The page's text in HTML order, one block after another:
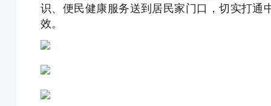
识、便民健康服务送到居民家门口，切实打通
效。